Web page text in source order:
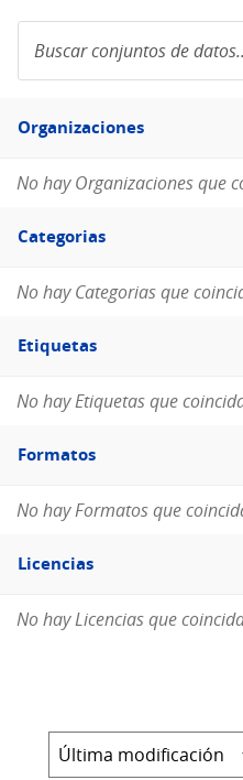
conjuntos
de
Filtro
Organizaciones
Organizaciones
No hay Organizaciones que
Filtro
Categorias
Categorias
No hay Categorias que
Filtro
Etiquetas
Etiquetas
No hay Etiquetas que
Filtro
Formatos
Formatos
No hay Formatos que
Filtro
Licencias
Licencias
No hay Licencias que